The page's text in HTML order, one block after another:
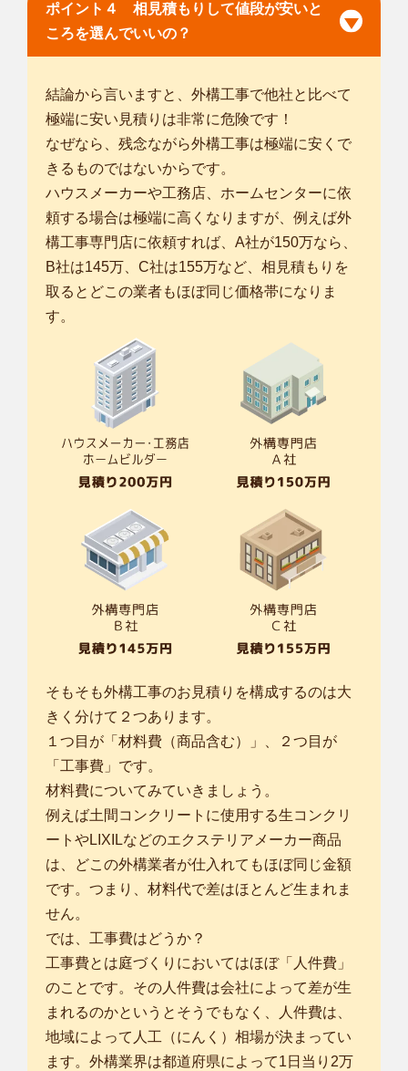
ポイント４ 相見積もりして値段が安いと
ころを選んでいいの？
結論から言いますと、外構工事で他社と比べて
極端に安い見積りは非常に危険です！
なぜなら、残念ながら外構工事は極端に安くで
きるものではないからです。
ハウスメーカーや工務店、ホームセンターに依
頼する場合は極端に高くなりますが、例えば外
構工事専門店に依頼すれば、A社が150万なら、
B社は145万、C社は155万など、相見積もりを
取るとどこの業者もほぼ同じ価格帯になりま
す。
そもそも外構工事のお見積りを構成するのは大
きく分けて２つあります。
１つ目が「材料費（商品含む）」、２つ目が
「工事費」です。
材料費についてみていきましょう。
例えば土間コンクリートに使用する生コンクリ
ートやLIXILなどのエクステリアメーカー商品
は、どこの外構業者が仕入れてもほぼ同じ金額
です。つまり、材料代で差はほとんど生まれま
せん。
では、工事費はどうか？
工事費とは庭づくりにおいてはほぼ「人件費」
のことです。その人件費は会社によって差が生
まれるのかというとそうでもなく、人件費は、
地域によって人工（にんく）相場が決まってい
ます。外構業界は都道府県によって1日当り2万